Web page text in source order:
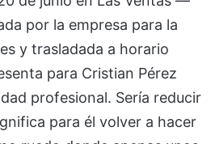
por la empresa para la
y trasladada a horario
para Cristian Pérez
profesional. Sería reducir
para él volver a hacer